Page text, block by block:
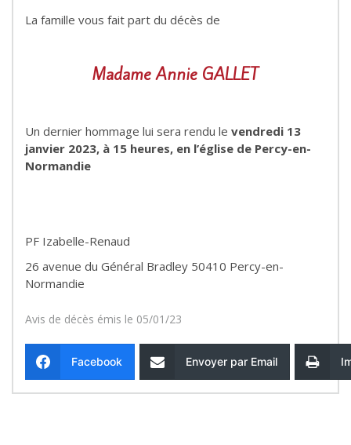
La famille vous fait part du décès de
Madame Annie GALLET
Un dernier hommage lui sera rendu le vendredi 13
janvier 2023, à 15 heures, en l’église de Percy-en-
Normandie
PF Izabelle-Renaud
26 avenue du Général Bradley 50410 Percy-en-
Normandie
Avis de décès émis le 05/01/23
Facebook Envoyer par Email